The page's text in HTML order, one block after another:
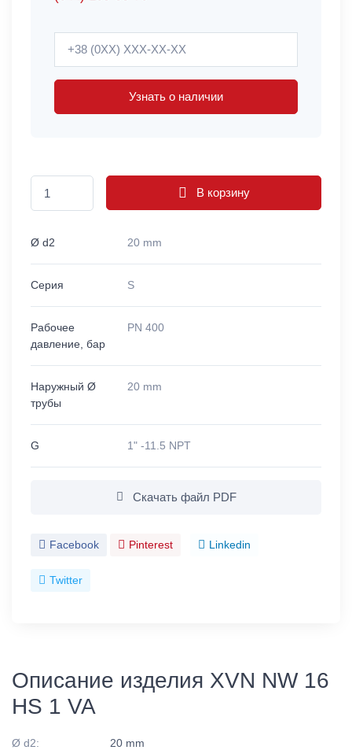
Узнать о наличии
В корзину
Ø d2 20 mm
Серия S
Рабочее
давление, бар
PN 400
Наружный Ø
трубы
20 mm
G 1" -11.5 NPT
Скачать файл PDF
Facebook Pinterest Linkedin
Twitter
Описание изделия XVN NW 16
HS 1 VA
Ø d2: 20 mm